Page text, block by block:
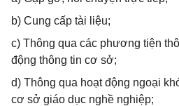
b) Cung cấp tài liệu;
c) Thông qua các phương tiện
động thông tin cơ sở;
d) Thông qua hoạt động ngoại
cơ sở giáo dục nghề nghiệp;